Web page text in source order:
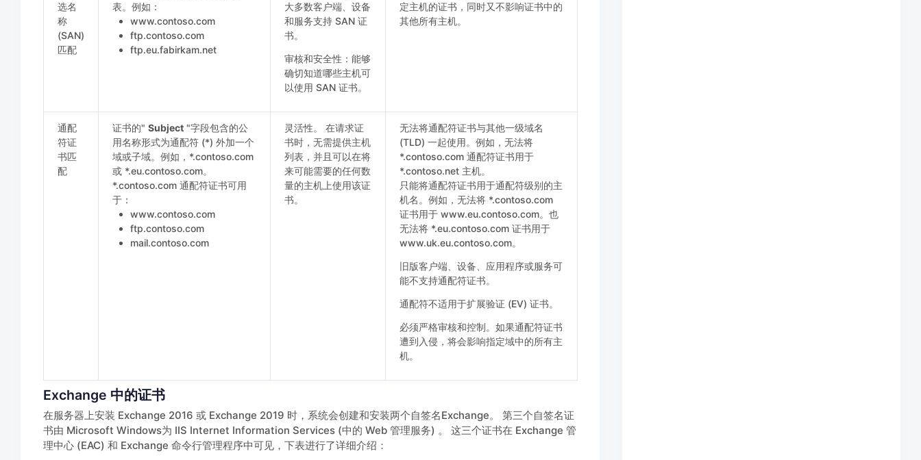
选名
称
(SAN)
匹配
表。例如：
www.contoso.com
ftp.contoso.com
ftp.eu.fabirkam.net
大多数客户端、设备
和服务支持 SAN 证
书。
审核和安全性：能够
确切知道哪些主机可
以使用 SAN 证书。
定主机的证书，同时又不影响证书中的
其他所有主机。
通配
符证
书匹
配
证书的" Subject"字段包含的公
用名称形式为通配符 (*) 外加一个
域或子域。例如，*.contoso.com
或 *.eu.contoso.com。
*.contoso.com 通配符证书可用
于：
www.contoso.com
ftp.contoso.com
mail.contoso.com
灵活性。 在请求证
书时，无需提供主机
列表，并且可以在将
来可能需要的任何数
量的主机上使用该证
书。
无法将通配符证书与其他一级域名
(TLD) 一起使用。例如，无法将
*.contoso.com 通配符证书用于
*.contoso.net 主机。
只能将通配符证书用于通配符级别的主
机名。例如，无法将 *.contoso.com
证书用于 www.eu.contoso.com。也
无法将 *.eu.contoso.com 证书用于
www.uk.eu.contoso.com。
旧版客户端、设备、应用程序或服务可
能不支持通配符证书。
通配符不适用于扩展验证 (EV) 证书。
必须严格审核和控制。如果通配符证书
遭到入侵，将会影响指定域中的所有主
机。
Exchange 中的证书
在服务器上安装 Exchange 2016 或 Exchange 2019 时，系统会创建和安装两个自签名Exchange。 第三个自签名证
书由 Microsoft Windows为 IIS Internet Information Services (中的 Web 管理服务) 。 这三个证书在 Exchange 管
理中心 (EAC) 和 Exchange 命令行管理程序中可见，下表进行了详细介绍：